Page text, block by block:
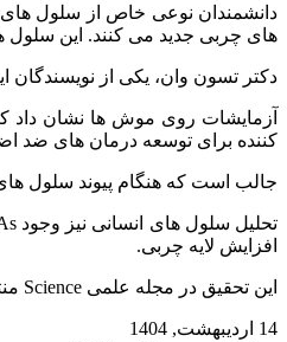
های چربی جدید می‌ کنند. این سلول‌
دکتر تسون وان، یکی از نویسندگان
کننده برای توسعه درمان‌ های ضد
جالب است که هنگام پیوند سلول‌
افزایش لایه چربی.
این تحقیق در مجله علمی Science منتشر شده است.
14 اردیبهشت, 1404